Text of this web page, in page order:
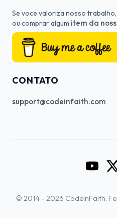
Se voce valoriza nosso
ou comprar algum item da
CONTATO
support@codeinfaith.com
Go to
© 2014 - 2026 CodeInFaith.